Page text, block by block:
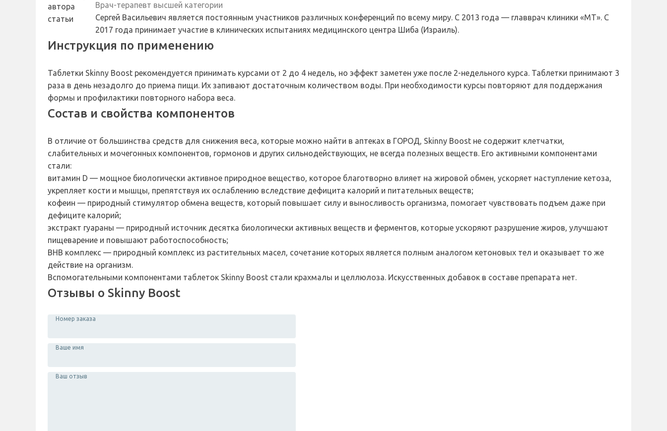
Врач-терапевт высшей категории
Сергей Васильевич является постоянным участников различных конференций по всему миру. С 2013 года — главврач клиники «МТ». С
2017 года принимает участие в клинических испытаниях медицинского центра Шиба (Израиль).
Инструкция по применению
Таблетки Skinny Boost рекомендуется принимать курсами от 2 до 4 недель, но эффект заметен уже после 2-недельного курса. Таблетки принимают 3
раза в день незадолго до приема пищи. Их запивают достаточным количеством воды. При необходимости курсы повторяют для поддержания
формы и профилактики повторного набора веса.
Состав и свойства компонентов
В отличие от большинства средств для снижения веса, которые можно найти в аптеках в ГОРОД, Skinny Boost не содержит клетчатки,
слабительных и мочегонных компонентов, гормонов и других сильнодействующих, не всегда полезных веществ. Его активными компонентами
стали:
витамин D — мощное биологически активное природное вещество, которое благотворно влияет на жировой обмен, ускоряет наступление кетоза,
укрепляет кости и мышцы, препятствуя их ослаблению вследствие дефицита калорий и питательных веществ;
кофеин — природный стимулятор обмена веществ, который повышает силу и выносливость организма, помогает чувствовать подъем даже при
дефиците калорий;
экстракт гуараны — природный источник десятка биологически активных веществ и ферментов, которые ускоряют разрушение жиров, улучшают
пищеварение и повышают работоспособность;
ВНВ комплекс — природный комплекс из растительных масел, сочетание которых является полным аналогом кетоновых тел и оказывает то же
действие на организм.
Вспомогательными компонентами таблеток Skinny Boost стали крахмалы и целлюлоза. Искусственных добавок в составе препарата нет.
Отзывы о Skinny Boost
Номер заказа
Ваше имя
Ваш отзыв